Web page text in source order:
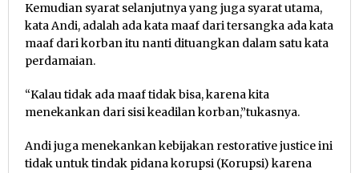
Kemudian syarat selanjutnya yang juga syarat utama,
kata Andi, adalah ada kata maaf dari tersangka ada kata
maaf dari korban itu nanti dituangkan dalam satu kata
perdamaian.
“Kalau tidak ada maaf tidak bisa, karena kita
menekankan dari sisi keadilan korban,”tukasnya.
Andi juga menekankan kebijakan restorative justice ini
tidak untuk tindak pidana korupsi (Korupsi) karena